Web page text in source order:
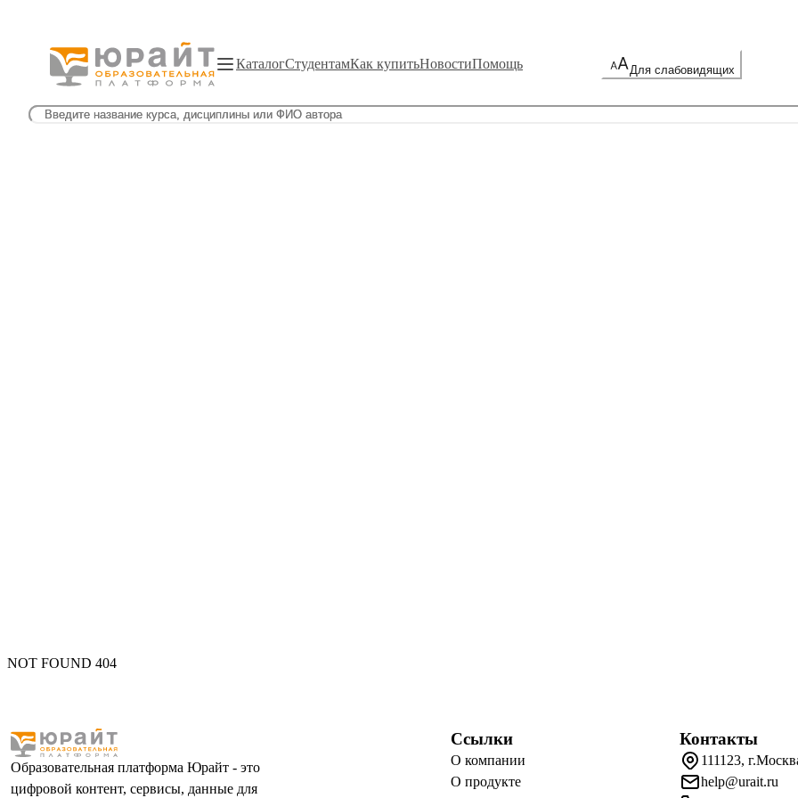
КаталогСтудентамКак купитьНовостиПомощь Для слабовидящих
NOT FOUND 404
Образовательная платформа Юрайт - это
цифровой контент, сервисы, данные для
Ссылки
О компании
О продукте
Контакты
111123,
help@urait.ru